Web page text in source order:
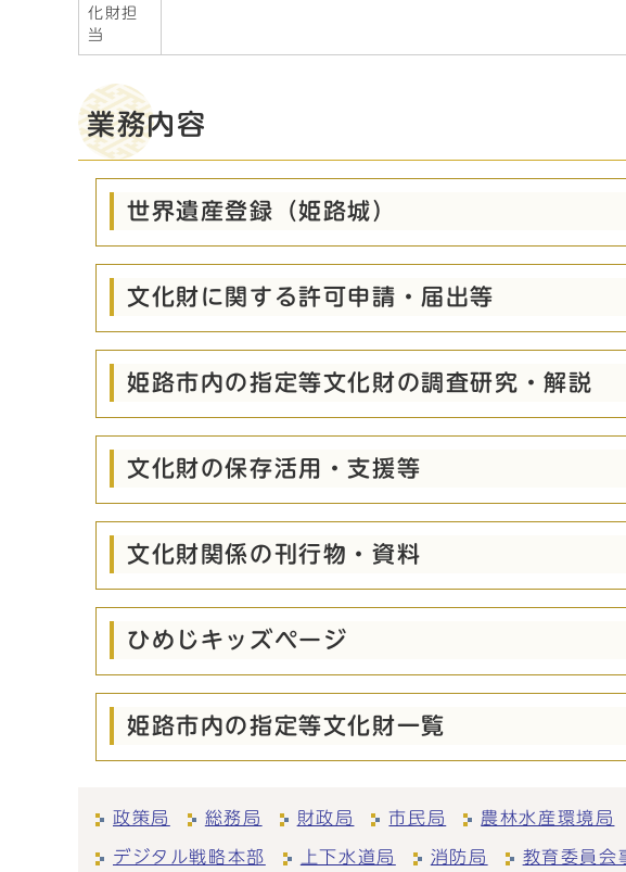
化財担
当
業務内容
世界遺産登録（姫路城）
文化財に関する許可申請・届出等
姫路市内の指定等文化財の調査研究・解説
文化財の保存活用・支援等
文化財関係の刊行物・資料
ひめじキッズページ
姫路市内の指定等文化財一覧
政策局 総務局 財政局 市民局 農林水産環境局
デジタル戦略本部 上下水道局 消防局 教育委員会